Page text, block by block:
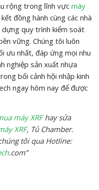
rộng trong lĩnh vực máy
đồng hành cùng các nhà
quy trình kiểm soát
vững. Chúng tôi luôn
ưu nhất, đáp ứng mọi nhu
nghiệp sản xuất nhựa
bối cảnh hội nhập kinh
ngay hôm nay để được
máy XRFhay sửa
XRF, Tủ Chamber.
tôi qua Hotline:
.com”